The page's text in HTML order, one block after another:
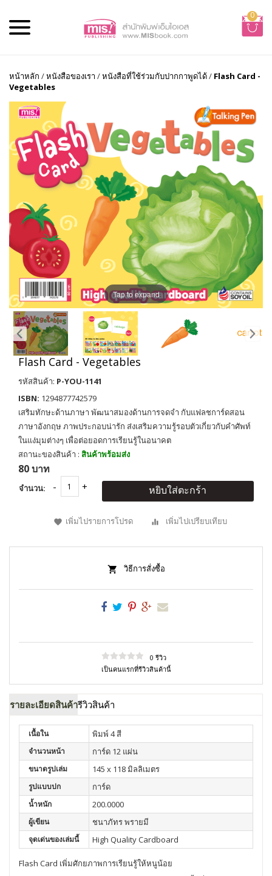
0
หน้าหลัก /หนังสือของเรา /หนังสือที่ใช้ร่วมกับปากกาพูดได้/ Flash Card -
Vegetables
Tap to expand
Flash Card - Vegetables
รหัสสินค้า: P-YOU-1141
ISBN: 1294877742579
เสริมทักษะด้านภาษา พัฒนาสมองด้านการจดจำ กับแฟลชการ์ดสอน
ภาษาอังกฤษ ภาพประกอบน่ารัก ส่งเสริมความรู้รอบตัวเกี่ยวกับคำศัพท์
ในแง่มุมต่างๆ เพื่อต่อยอดการเรียนรู้ในอนาคต
สถานะของสินค้า : สินค้าพร้อมส่ง
80 บาท
จำนวน: หยิบใส่ตะกร้า
เพิ่มไปรายการโปรด เพิ่มไปเปรียบเทียบ
วิธีการสั่งซื้อ
0 รีวิว
เป็นคนแรกที่รีวิวสินค้านี้
รายละเอียดสินค้ารีวิวสินค้า
เนื้อใน พิมพ์ 4 สี
จำนวนหน้า การ์ด 12 แผ่น
ขนาดรูปเล่ม 145 x 118 มิลลิเมตร
รูปแบบปก การ์ด
น้ำหนัก 200.0000
ผู้เขียน ชนาภัทร พรายมี
จุดเด่นของเล่มนี้ High Quality Cardboard
Flash Card เพิ่มศักยภาพการเรียนรู้ให้หนูน้อย